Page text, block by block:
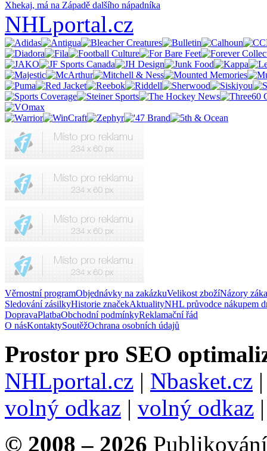
Xhekaj, má na Západě dalšího nápadníka
NHLportal.cz
Věrnostní programObjednávky na zakázkuVelikost zbožíNázory
Sledování zásilkyHistorie značekAktualityNHL průvodce nákupem
DopravaPlatbaObchodní podmínkyReklamační řád
O násKontaktySoutěžOchrana osobních údajů
Prostor pro SEO
NHLportal.cz | Nbasket.cz
volný odkaz | volný odkaz
© 2008 – 2026